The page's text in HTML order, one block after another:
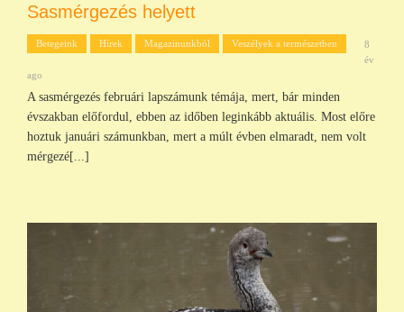
Sasmérgezés helyett
Betegeink Hírek Magazinunkból Veszélyek a természetben
8
év
ago
A sasmérgezés februári lapszámunk témája, mert, bár minden
évszakban előfordul, ebben az időben leginkább aktuális. Most előre
hoztuk januári számunkban, mert a múlt évben elmaradt, nem volt
mérgezé[...]